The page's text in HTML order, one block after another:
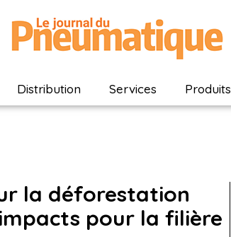
Distribution Services Produits
la déforestation
pour la filière